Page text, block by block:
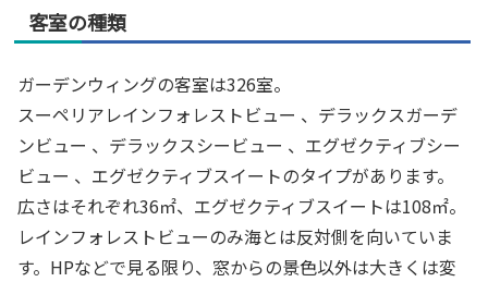
客室の種類
ガーデンウィングの客室は326室。
スーペリアレインフォレストビュー 、デラックスガーデ
ンビュー 、デラックスシービュー 、エグゼクティブシー
ビュー 、エグゼクティブスイートのタイプがあります。
広さはそれぞれ36㎡、エグゼクティブスイートは108㎡。
レインフォレストビューのみ海とは反対側を向いていま
す。HPなどで見る限り、窓からの景色以外は大きくは変